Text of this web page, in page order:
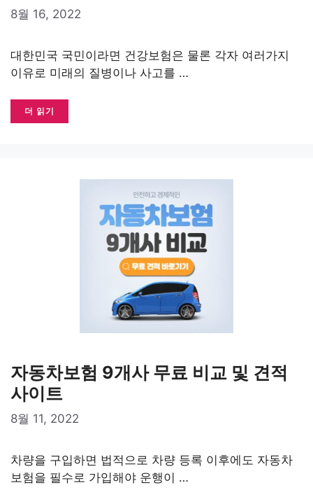
8월 16, 2022
대한민국 국민이라면 건강보험은 물론 각자 여러가지
이유로 미래의 질병이나 사고를 …
더 읽기
자동차보험 9개사 무료 비교 및 견적
사이트
8월 11, 2022
차량을 구입하면 법적으로 차량 등록 이후에도 자동차
보험을 필수로 가입해야 운행이 …